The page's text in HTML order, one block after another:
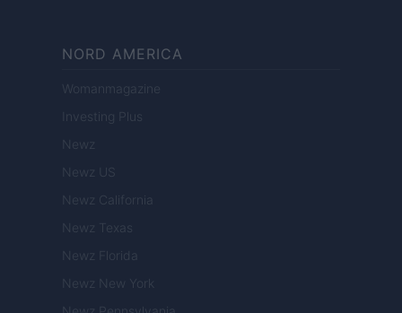
NORD AMERICA
Womanmagazine
Investing Plus
Newz
Newz US
Newz California
Newz Texas
Newz Florida
Newz New York